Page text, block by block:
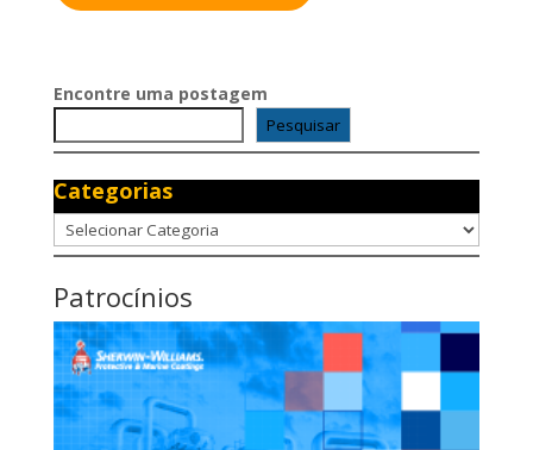
Encontre uma postagem
Pesquisar
Categorias
Categorias
Patrocínios